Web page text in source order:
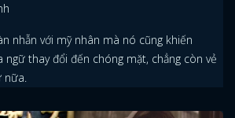
nhẫn với mỹ nhân mà nó cũng khiến
thay đổi đến chóng mặt, chẳng còn vẻ
nữa.